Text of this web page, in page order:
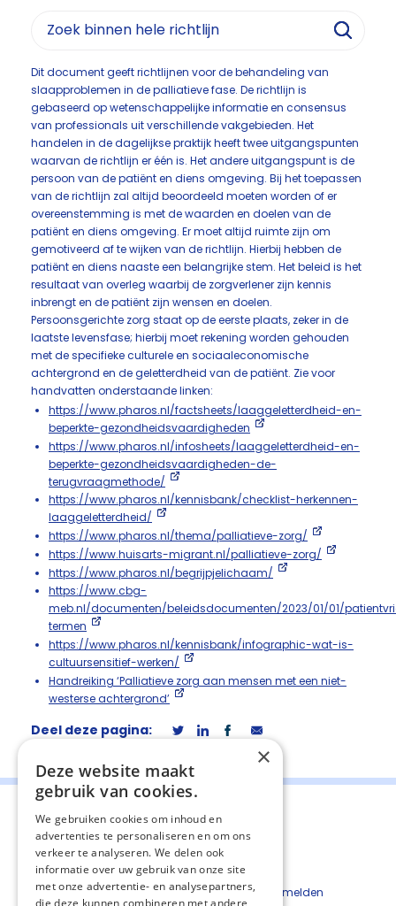
Dit document geeft richtlijnen voor de behandeling van
slaapproblemen in de palliatieve fase. De richtlijn is
gebaseerd op wetenschappelijke informatie en consensus
van professionals uit verschillende vakgebieden. Het
handelen in de dagelijkse praktijk heeft twee uitgangspunten
waarvan de richtlijn er één is. Het andere uitgangspunt is de
persoon van de patiënt en diens omgeving. Bij het toepassen
van de richtlijn zal altijd beoordeeld moeten worden of er
overeenstemming is met de waarden en doelen van de
patiënt en diens omgeving. Er moet altijd ruimte zijn om
gemotiveerd af te wijken van de richtlijn. Hierbij hebben de
patiënt en diens naaste een belangrijke stem. Het beleid is het
resultaat van overleg waarbij de zorgverlener zijn kennis
inbrengt en de patiënt zijn wensen en doelen.
Persoonsgerichte zorg staat op de eerste plaats, zeker in de
laatste levensfase; hierbij moet rekening worden gehouden
met de specifieke culturele en sociaaleconomische
achtergrond en de geletterdheid van de patiënt. Zie voor
handvatten onderstaande linken:
https://www.pharos.nl/factsheets/laaggeletterdheid-en-
beperkte-gezondheidsvaardigheden
https://www.pharos.nl/infosheets/laaggeletterdheid-en-
beperkte-gezondheidsvaardigheden-de-
terugvraagmethode/
https://www.pharos.nl/kennisbank/checklist-herkennen-
laaggeletterdheid/
https://www.pharos.nl/thema/palliatieve-zorg/
https://www.huisarts-migrant.nl/palliatieve-zorg/
https://www.pharos.nl/begrijpjelichaam/
https://www.cbg-
meb.nl/documenten/beleidsdocumenten/2023/01/01/
termen
https://www.pharos.nl/kennisbank/infographic-wat-is-
cultuursensitief-werken/
Handreiking ‘Palliatieve zorg aan mensen met een niet-
westerse achtergrond’
Deel deze pagina:
Contact
Cookiebeleid
Kwetsbaarheid melden
×
Deze website maakt
gebruik van cookies.
We gebruiken cookies om inhoud en
advertenties te personaliseren en om ons
verkeer te analyseren. We delen ook
informatie over uw gebruik van onze site
met onze advertentie- en analysepartners,
die deze kunnen combineren met andere